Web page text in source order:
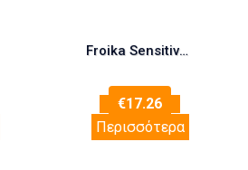
Froika Sensitive Anti-Redness A-R Tinted Cream SPF 30 Κρέμα με Χρώμα για Ευαίσθητο Δέρμα με Τάση Ροδόχρου, 30ml
€17.26
Περισσότερα